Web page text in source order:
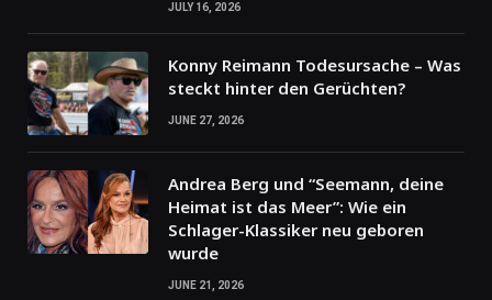
JULY 16, 2026
Konny Reimann Todesursache – Was
steckt hinter den Gerüchten?
JUNE 27, 2026
Andrea Berg und “Seemann, deine
Heimat ist das Meer”: Wie ein
Schlager-Klassiker neu geboren
wurde
JUNE 21, 2026